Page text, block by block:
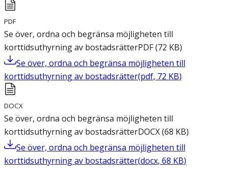
PDF
Se över, ordna och begränsa möjligheten till
korttidsuthyrning av bostadsrätterPDF(72 KB)
Se över, ordna och begränsa möjligheten till
korttidsuthyrning av bostadsrätter(pdf, 72 KB)
DOCX
Se över, ordna och begränsa möjligheten till
korttidsuthyrning av bostadsrätterDOCX(68 KB)
Se över, ordna och begränsa möjligheten till
korttidsuthyrning av bostadsrätter(docx, 68 KB)